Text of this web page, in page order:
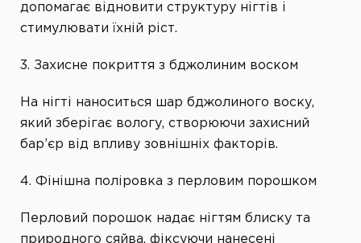
допомагає відновити структуру нігтів і
стимулювати їхній ріст.
3. Захисне покриття з бджолиним воском
На нігті наноситься шар бджолиного воску,
який зберігає вологу, створюючи захисний
бар’єр від впливу зовнішніх факторів.
4. Фінішна поліровка з перловим порошком
Перловий порошок надає нігтям блиску та
природного сяйва, фіксуючи нанесені